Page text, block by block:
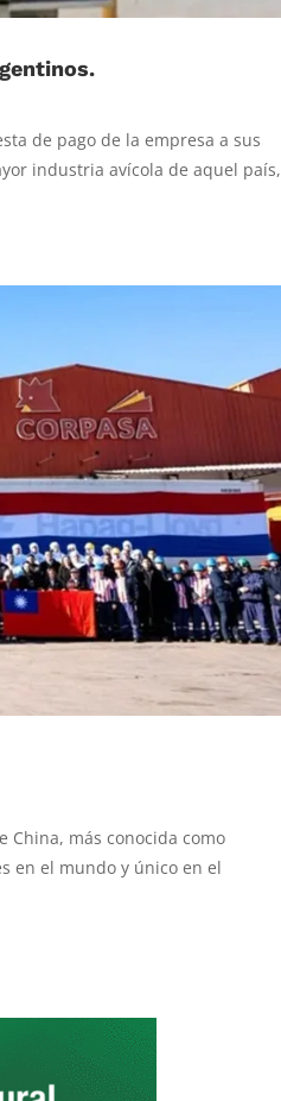
de pago de la empresa a sus
industria avícola de aquel país,
China, más conocida como
en el mundo y único en el